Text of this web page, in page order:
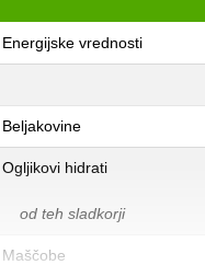
Energijske vrednosti
Beljakovine
Ogljikovi hidrati
od teh sladkorji
Maščobe